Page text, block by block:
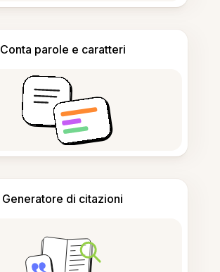
Conta parole e caratteri
Generatore di citazioni